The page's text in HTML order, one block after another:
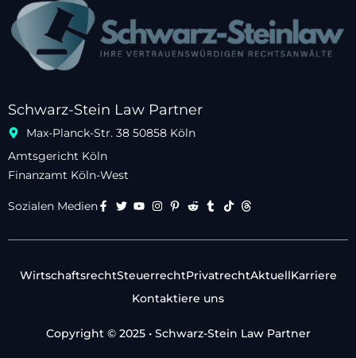
Schwarz-Stein Law Partner
Max-Planck-Str. 38 50858 Köln
Amtsgericht Köln
Finanzamt Köln-West
Sozialen Medien
WirtschaftsrechtSteuerrechtPrivatrechtAktuellKarriere
Kontaktiere uns
Copyright © 2025 • Schwarz-Stein Law Partner